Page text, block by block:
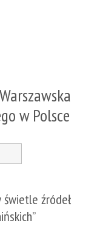
w Polsce
świetle źródeł